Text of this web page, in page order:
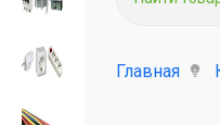
Главная